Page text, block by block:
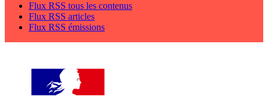
Flux RSS tous les contenus
Flux RSS articles
Flux RSS émissions